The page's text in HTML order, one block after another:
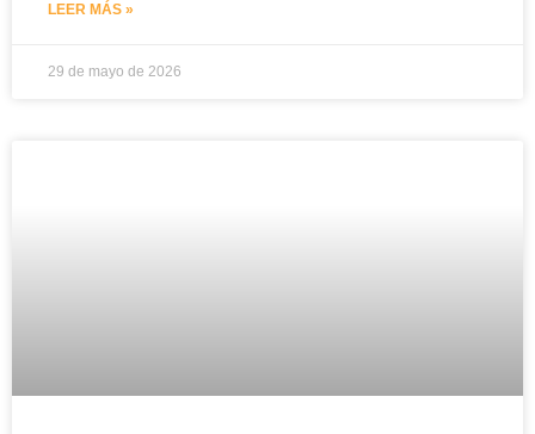
LEER MÁS »
29 de mayo de 2026